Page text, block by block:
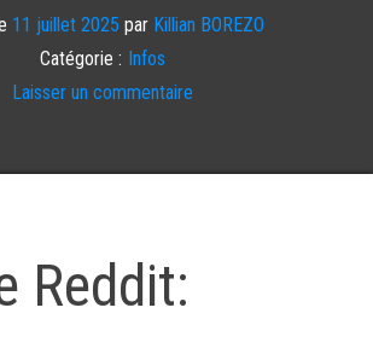
11 juillet 2025 par Killian BOREZO
Catégorie : Infos
Laisser un commentaire
Reddit: